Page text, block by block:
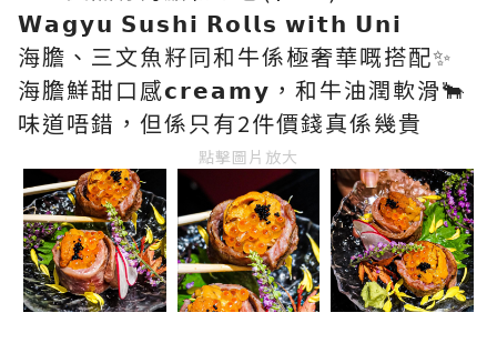
𝗪𝗮𝗴𝘆𝘂 𝗦𝘂𝘀𝗵𝗶 𝗥𝗼𝗹𝗹𝘀 𝘄𝗶𝘁𝗵 𝗨𝗻𝗶
海膽、三文魚籽同和牛係極奢華嘅搭配✨
海膽鮮甜口感𝗰𝗿𝗲𝗮𝗺𝘆，和牛油潤軟滑🐂
味道唔錯，但係只有2件價錢真係幾貴
點擊圖片放大